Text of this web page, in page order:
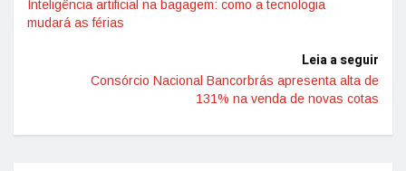
Inteligência artificial na bagagem: como a tecnologia
mudará as férias
Leia a seguir
Consórcio Nacional Bancorbrás apresenta alta de
131% na venda de novas cotas